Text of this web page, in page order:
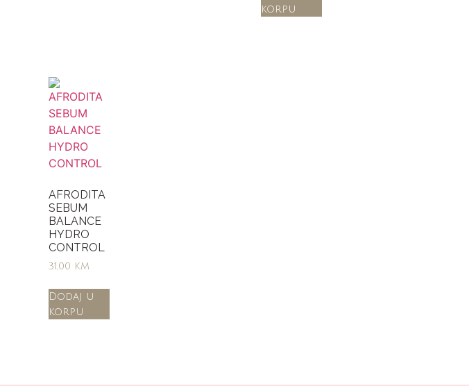
korpu
AFRODITA
SEBUM
BALANCE
HYDRO
CONTROL
31,00 KM
Dodaj u
korpu